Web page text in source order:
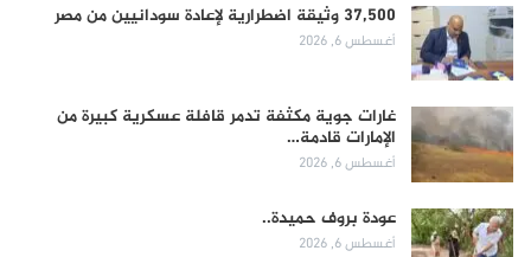
37,500 وثيقة اضطرارية لإعادة سودانيين من مصر
أغسطس 6, 2026
غارات جوية مكثفة تدمر قافلة عسكرية كبيرة من
الإمارات قادمة…
أغسطس 6, 2026
عودة بروف حميدة..
أغسطس 6, 2026